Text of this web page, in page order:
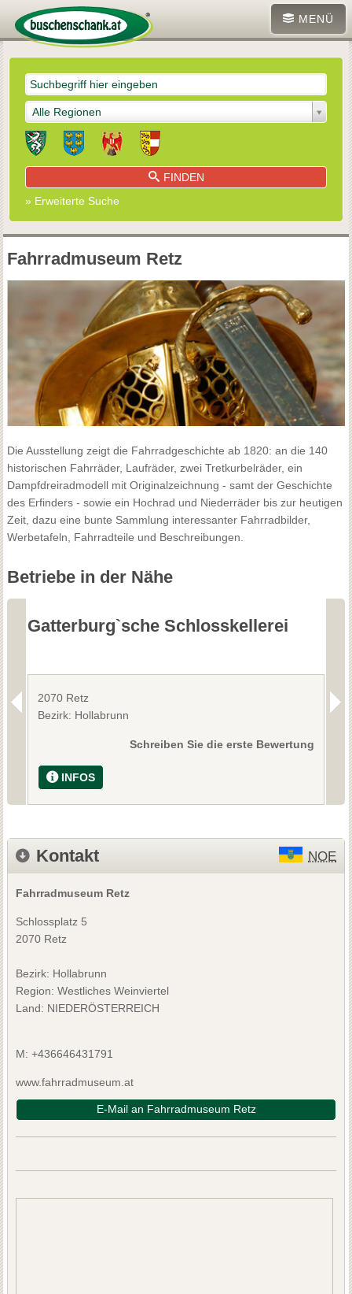
MENÜ
Alle Regionen
FINDEN
» Erweiterte Suche
Fahrradmuseum Retz
Die Ausstellung zeigt die Fahrradgeschichte ab 1820: an die 140
historischen Fahrräder, Laufräder, zwei Tretkurbelräder, ein
Dampfdreiradmodell mit Originalzeichnung - samt der Geschichte
des Erfinders - sowie ein Hochrad und Niederräder bis zur heutigen
Zeit, dazu eine bunte Sammlung interessanter Fahrradbilder,
Werbetafeln, Fahrradteile und Beschreibungen.
Betriebe in der Nähe
Gatterburg`sche Schlosskellerei
2070 Retz
Bezirk: Hollabrunn
Schreiben Sie die erste Bewertung
INFOS
Kontakt NOE
Fahrradmuseum Retz
Schlossplatz 5
2070 Retz
Bezirk: Hollabrunn
Region: Westliches Weinviertel
Land: NIEDERÖSTERREICH
M: +436646431791
www.fahrradmuseum.at
E-Mail an Fahrradmuseum Retz